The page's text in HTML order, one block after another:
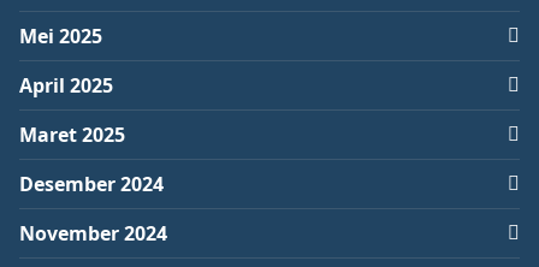
Mei 2025
April 2025
Maret 2025
Desember 2024
November 2024